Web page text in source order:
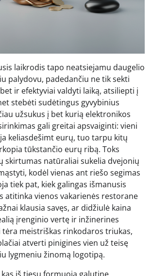
laikrodis tapo neatsiejamu daugelio
palydovu, padedančiu ne tik sekti
ir efektyviai valdyti laiką, atsiliepti į
stebėti sudėtingus gyvybinius
užsukus į bet kurią elektronikos
gali greitai apsvaiginti: vieni
keliasdešimt eurų, tuo tarpu kitų
tūkstančio eurų ribą. Toks
skirtumas natūraliai sukelia dvejonių
kodėl vienas ant riešo segimas
tiek pat, kiek galingas išmanusis
atitinka vienos vakarienės restorane
klausia savęs, ar didžiulė kaina
įrenginio vertę ir inžinerines
tėra meistriškas rinkodaros triukas,
atverti pinigines vien už teisę
lygmeniu žinomą logotipą.